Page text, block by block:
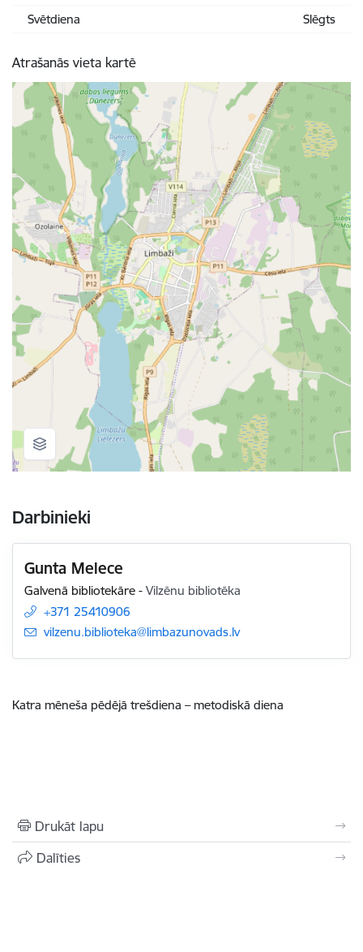
Svētdiena
Slēgts
Atrašanās vieta kartē
Darbinieki
Gunta Melece
Galvenā bibliotekāre -Vilzēnu bibliotēka
+371 25410906
E-pasts:
vilzenu.biblioteka@limbazunovads.lv
Katra mēneša pēdējā trešdiena – metodiskā diena
Drukāt lapu
Dalīties